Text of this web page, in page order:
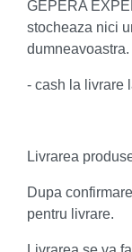
GEPERA
stocheaza nici
dumneavoastra.
- cash la livrare
Livrarea
Dupa
pentru livrare.